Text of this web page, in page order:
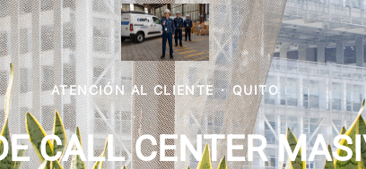
ATENCIÓN AL CLIENTE · QUITO
CALL CENTER